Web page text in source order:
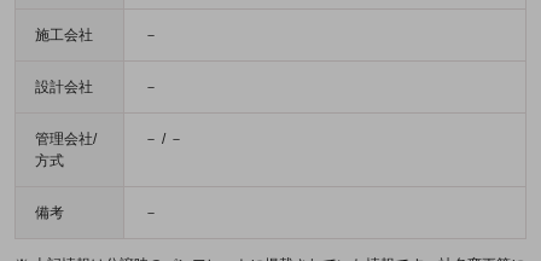
施工会社 －
設計会社 －
管理会社/
方式
－ / －
備考 －